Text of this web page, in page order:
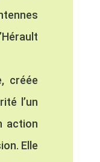
créée
l’un
action
Elle